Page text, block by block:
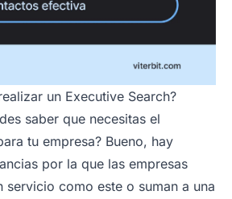
un Executive Search?
saber que necesitas el
tu empresa? Bueno, hay
por la que las empresas
servicio como este o suman a una